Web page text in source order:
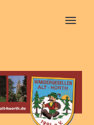
MENU